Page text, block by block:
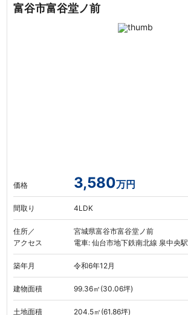
富谷市富谷堂ノ前
価格 3,580万円
間取り 4LDK
住所／
アクセス
宮城県富谷市富谷堂ノ前
電車: 仙台市地下鉄南北線 泉中央駅
築年月 令和6年12月
建物面積 99.36㎡(30.06坪)
土地面積 204.5㎡(61.86坪)